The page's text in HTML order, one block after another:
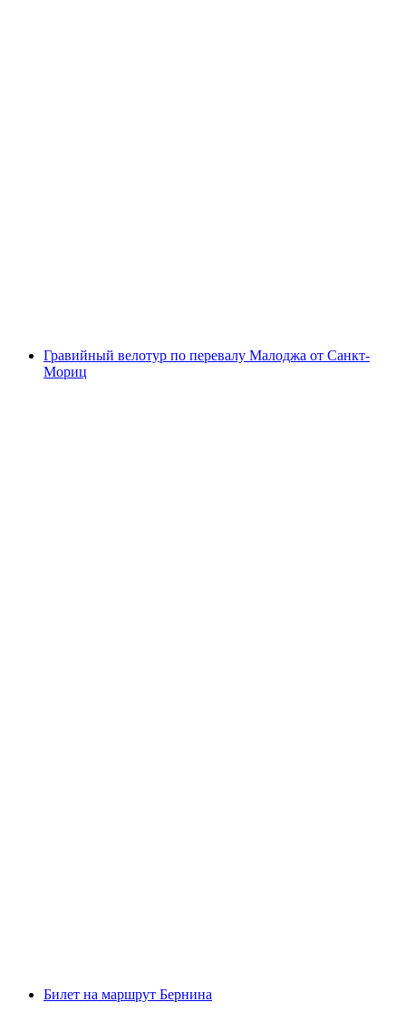
Гравийный велотур по перевалу Малоджа от Санкт-
Мориц
Билет на маршрут Бернина